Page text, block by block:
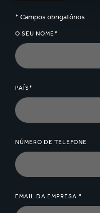
* Campos obrigatórios
O SEU NOME*
PAÍS*
NÚMERO DE TELEFONE
EMAIL DA EMPRESA *